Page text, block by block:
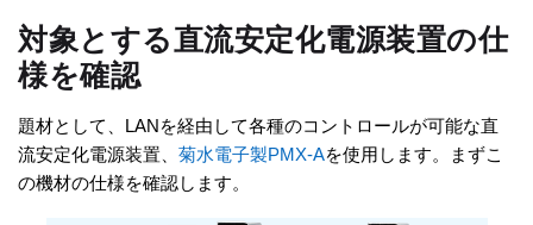
対象とする直流安定化電源装置の仕
様を確認
題材として、LANを経由して各種のコントロールが可能な直
流安定化電源装置、 菊水電子製PMX-Aを使用します。まずこ
の機材の仕様を確認します。